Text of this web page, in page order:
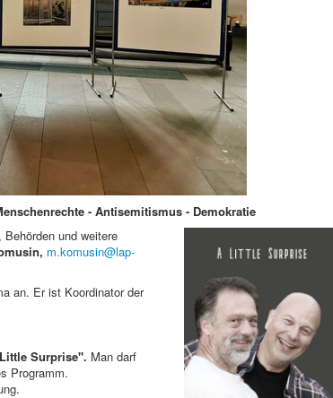
- Antisemitismus - Demokratie
und weitere
m.komusin@lap-
an. Er ist Koordinator der
Surprise". Man darf
Programm.